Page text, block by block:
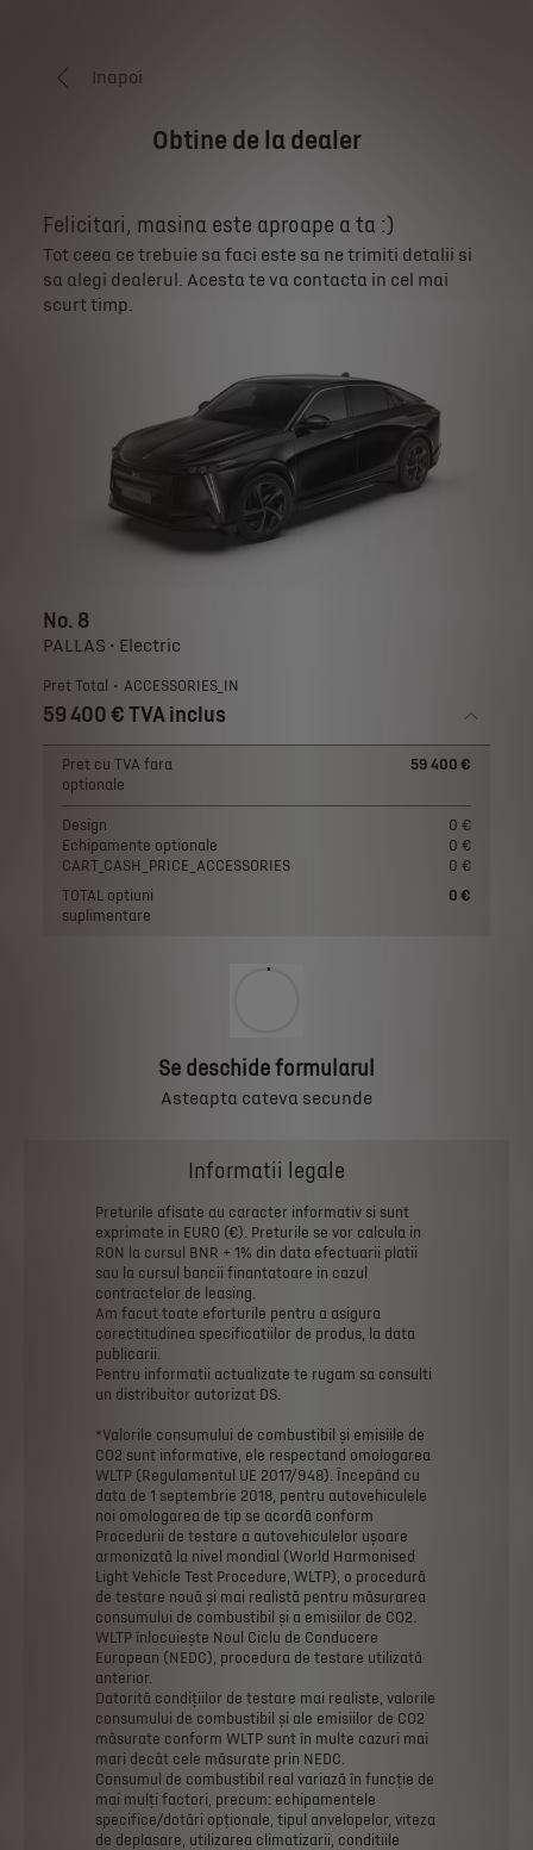
Inapoi
Obtine de la dealer
Felicitari, masina este aproape a ta :)
Tot ceea ce trebuie sa faci este sa ne trimiti detalii si
sa alegi dealerul. Acesta te va contacta in cel mai
scurt timp.
No. 8
PALLAS • Electric
Pret Total ACCESSORIES_IN
59 400 € TVA inclus
Pret cu TVA fara
optionale
59 400 €
Design
0 €
Echipamente optionale
0 €
CART_CASH_PRICE_ACCESSORIES
0 €
TOTAL optiuni
suplimentare
0 €
Se deschide formularul
Asteapta cateva secunde
Informatii legale
Preturile afisate au caracter informativ si sunt
exprimate in EURO (€). Preturile se vor calcula in
RON
la cursul BNR + 1% din data efectuarii platii
sau la cursul bancii finantatoare in cazul
contractelor de leasing.
Am facut toate eforturile pentru a asigura
corectitudinea specificatiilor de produs, la data
publicarii.
Pentru informatii actualizate te rugam sa consulti
un distribuitor autorizat DS.
*Valorile consumului de combustibil și emisiile de
CO2 sunt informative, ele respectand omologarea
WLTP (Regulamentul UE 2017/948). Începând cu
data de 1 septembrie 2018, pentru autovehiculele
noi omologarea de tip se acordă conform
Procedurii de testare a autovehiculelor ușoare
armonizată la nivel mondial (World Harmonised
Light Vehicle Test Procedure, WLTP), o procedură
de testare nouă și mai realistă pentru măsurarea
consumului de combustibil și a emisiilor de CO2.
WLTP înlocuiește Noul Ciclu de Conducere
European (NEDC), procedura de testare utilizată
anterior.
Datorită condițiilor de testare mai realiste, valorile
consumului de combustibil și ale emisiilor de CO2
măsurate conform WLTP sunt în multe cazuri mai
mari decât cele măsurate prin NEDC.
Consumul de combustibil real variază în funcție de
mai mulți factori, precum: echipamentele
specifice/dotări opționale, tipul anvelopelor, viteza
de deplasare, utilizarea climatizarii, conditiile